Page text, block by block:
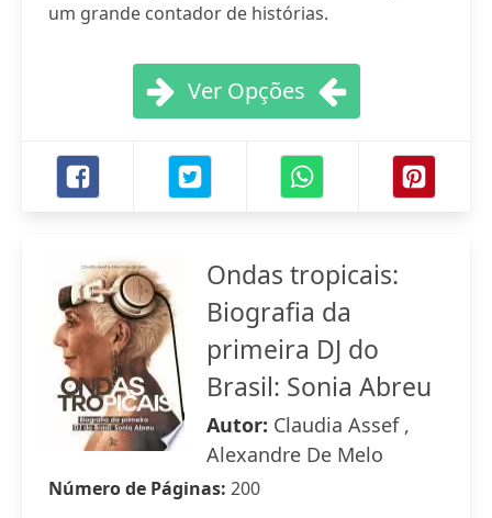
um grande contador de histórias.
Ver Opções
Ondas tropicais:
Biografia da
primeira DJ do
Brasil: Sonia Abreu
Autor: Claudia Assef ,
Alexandre De Melo
Número de Páginas: 200